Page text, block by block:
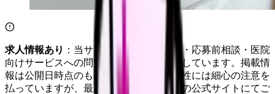
求人情報あり ：当サイトは自社求人通知・応募前相談・医院
向けサービスへの問い合わせ導線を設置しています。掲載情
報は公開日時点のものです。記事の正確性には細心の注意を
払っていますが、最新情報は各サービスの公式サイトにてご